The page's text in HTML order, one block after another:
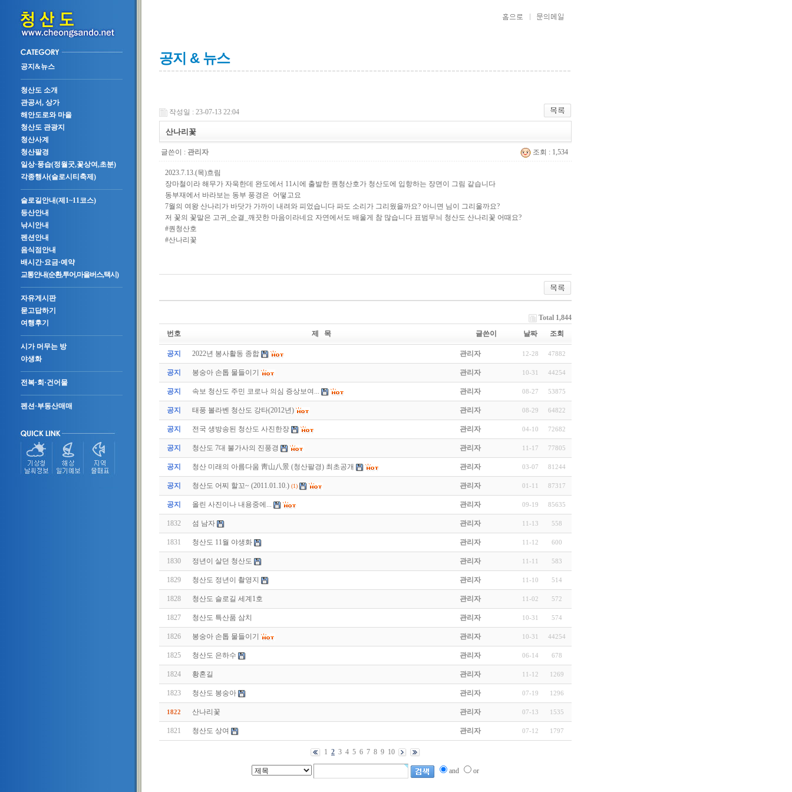
공지&뉴스
청산도 소개
관공서, 상가
해안도로와 마을
청산도 관광지
청산사계
청산팔경
일상·풍습(정월굿,꽃상여,초분)
각종행사(슬로시티축제)
슬로길안내(제1~11코스)
등산안내
낚시안내
펜션안내
음식점안내
배시간·요금·예약
교통안내(순환,투어,마을버스,택시)
자유게시판
묻고답하기
여행후기
시가 머무는 방
야생화
전복·회·건어물
펜션·부동산매매
공지 & 뉴스
작성일 : 23-07-13 22:04
산나리꽃
글쓴이 : 관리자 조회 : 1,534
2023.7.13.(목)흐림
장마철이라 해무가 자욱한데 완도에서 11시에 출발한 퀀청산호가 청산도에 입항하는 장면이 그림 같습니다
동부재에서 바라보는 동부 풍경은 어떻고요
7월의 여왕 산나리가 바닷가 가까이 내려와 피었습니다 파도 소리가 그리웠을까요? 아니면 님이 그리울까요?
저 꽃의 꽃말은 고귀_순결_깨끗한 마음이라네요 자연에서도 배울게 참 많습니다 표범무늬 청산도 산나리꽃 어때요?
#퀀청산호
#산나리꽃
Total 1,844
번호
제 목 글쓴이 날짜 조회
공지 2022년 봉사활동 종합 관리자 12-28 47882
공지 봉숭아 손톱 물들이기 관리자 10-31 44254
공지 속보 청산도 주민 코로나 의심 증상보여... 관리자 08-27 53875
공지 태풍 볼라벤 청산도 강타(2012년) 관리자 08-29 64822
공지 전국 생방송된 청산도 사진한장 관리자 04-10 72682
공지 청산도 7대 불가사의 진풍경 관리자 11-17 77805
공지 청산 미래의 아름다움 靑山八景 (청산팔경) 최초공개 관리자 03-07 81244
공지 청산도 어찌 할꼬~ (2011.01.10.) (1) 관리자 01-11 87317
공지 올린 사진이나 내용중에... 관리자 09-19 85635
1832 섬 남자 관리자 11-13 558
1831 청산도 11월 야생화 관리자 11-12 600
1830 정년이 살던 청산도 관리자 11-11 583
1829 청산도 정년이 촬영지 관리자 11-10 514
1828 청산도 슬로길 세계1호 관리자 11-02 572
1827 청산도 특산품 삼치 관리자 10-31 574
1826 봉숭아 손톱 물들이기 관리자 10-31 44254
1825 청산도 은하수 관리자 06-14 678
1824 황혼길 관리자 11-12 1269
1823 청산도 봉숭아 관리자 07-19 1296
1822 산나리꽃 관리자 07-13 1535
1821 청산도 상여 관리자 07-12 1797
1 2 3 4 5 6 7 8 9 10
and or